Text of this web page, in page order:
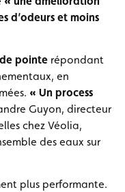
d’odeurs et moins
pointe répondant
en
« Un process
Guyon, directeur
chez Véolia,
des eaux sur
plus performante.